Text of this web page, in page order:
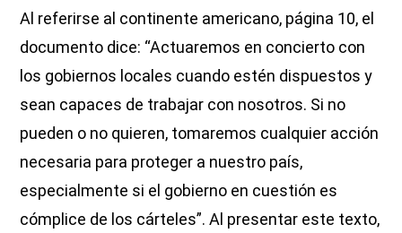
Al referirse al continente americano, página 10, el
documento dice: “Actuaremos en concierto con
los gobiernos locales cuando estén dispuestos y
sean capaces de trabajar con nosotros. Si no
pueden o no quieren, tomaremos cualquier acción
necesaria para proteger a nuestro país,
especialmente si el gobierno en cuestión es
cómplice de los cárteles”. Al presentar este texto,